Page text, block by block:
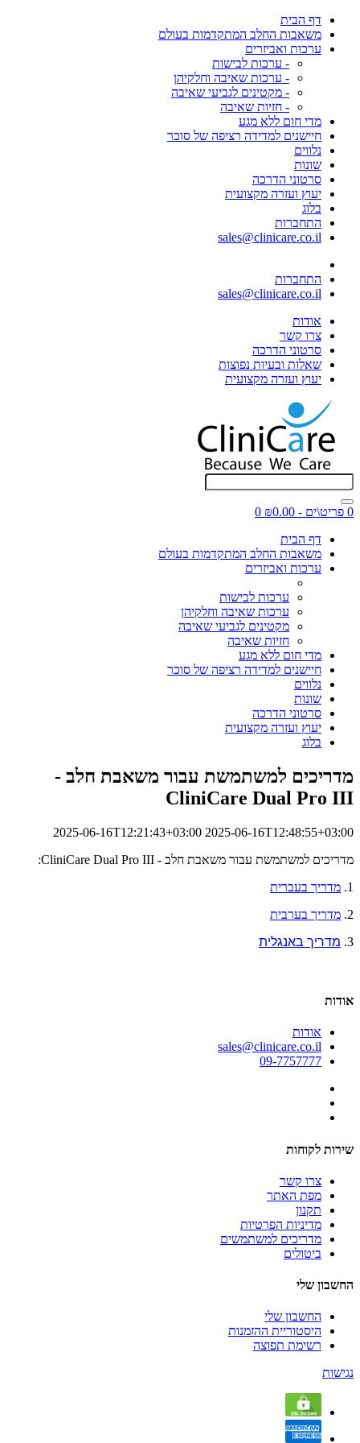
דף הבית
משאבות החלב המתקדמות בעולם
ערכות ואביזרים
- ערכות לבישות
- ערכות שאיבה וחלקיהן
- מקטינים לגביעי שאיבה
- חזיות שאיבה
מדי חום ללא מגע
חיישנים למדידה רציפה של סוכר
נלווים
שונות
סרטוני הדרכה
יעוץ ועזרה מקצועית
בלוג
התחברות
sales@clinicare.co.il
התחברות
sales@clinicare.co.il
אודות
צרו קשר
סרטוני הדרכה
שאלות ובעיות נפוצות
יעוץ ועזרה מקצועית
0 פריט\ים - ₪0.00
0
דף הבית
משאבות החלב המתקדמות בעולם
ערכות ואביזרים
ערכות לבישות
ערכות שאיבה וחלקיהן
מקטינים לגביעי שאיבה
חזיות שאיבה
מדי חום ללא מגע
חיישנים למדידה רציפה של סוכר
נלווים
שונות
סרטוני הדרכה
יעוץ ועזרה מקצועית
בלוג
מדריכים למשתמשת עבור משאבת חלב -
CliniCare Dual Pro III
2025-06-16T12:21:43+03:00 2025-06-16T12:48:55+03:00
מדריכים למשתמשת עבור משאבת חלב - CliniCare Dual Pro III:
1. מדריך בעברית
2. מדריך בערבית
3. מדריך באנגלית
אודות
אודות
sales@clinicare.co.il
09-7757777
שירות לקוחות
צרו קשר
מפת האתר
תקנון
מדיניות הפרטיות
מדריכים למשתמשים
ביטולים
החשבון שלי
החשבון שלי
היסטוריית ההזמנות
רשימת תפוצה
נגישות